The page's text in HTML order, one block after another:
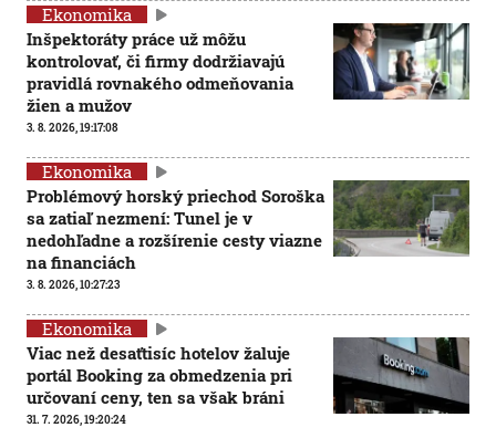
Ekonomika
Inšpektoráty práce už môžu
kontrolovať, či firmy dodržiavajú
pravidlá rovnakého odmeňovania
žien a mužov
3. 8. 2026, 19:17:08
Ekonomika
Problémový horský priechod Soroška
sa zatiaľ nezmení: Tunel je v
nedohľadne a rozšírenie cesty viazne
na financiách
3. 8. 2026, 10:27:23
Ekonomika
Viac než desaťtisíc hotelov žaluje
portál Booking za obmedzenia pri
určovaní ceny, ten sa však bráni
31. 7. 2026, 19:20:24